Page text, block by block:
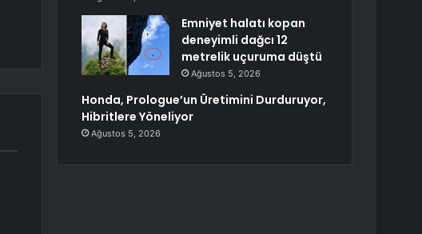
Emniyet halatı kopan
deneyimli dağcı 12
metrelik uçuruma düştü
Ağustos 5, 2026
Honda, Prologue’un Üretimini Durduruyor,
Hibritlere Yöneliyor
Ağustos 5, 2026